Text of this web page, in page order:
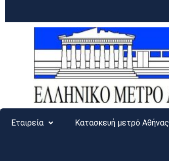
Εταιρεία Κατασκευή μετρό Αθήνας